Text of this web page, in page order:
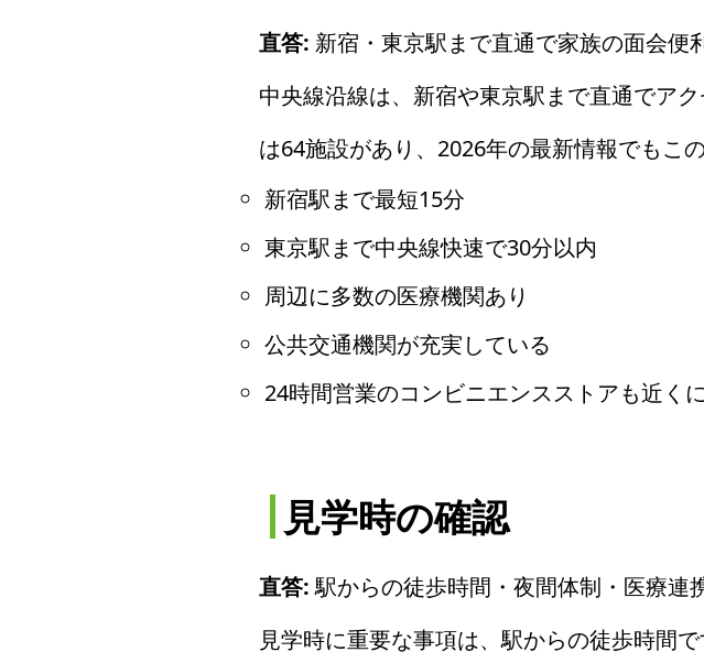
直答: 新宿・東京駅まで直通で家族の面会便
中央線沿線は、新宿や東京駅まで直通でア
は64施設があり、2026年の最新情報でもこ
新宿駅まで最短15分
東京駅まで中央線快速で30分以内
周辺に多数の医療機関あり
公共交通機関が充実している
24時間営業のコンビニエンスストアも近く
見学時の確認
直答:駅からの徒歩時間・夜間体制・医療連
見学時に重要な事項は、駅からの徒歩時間